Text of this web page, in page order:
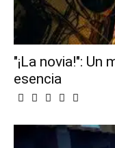
"¡La novia!": Un
esencia